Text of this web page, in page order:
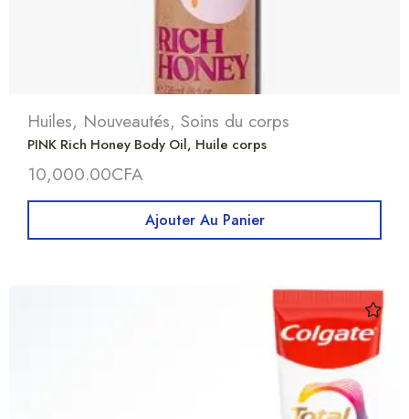
Huiles, Nouveautés, Soins du corps
PINK Rich Honey Body Oil, Huile corps
10,000.00CFA
Ajouter Au Panier